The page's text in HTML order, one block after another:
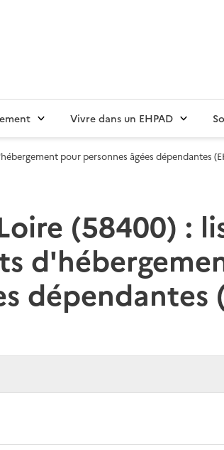
Vivre dans un EHPAD
pour personnes âgées dépendantes
(58400) :
dépendantes